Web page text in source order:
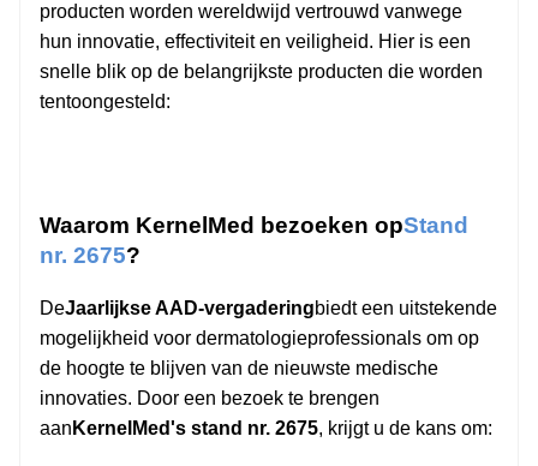
producten worden wereldwijd vertrouwd vanwege
hun innovatie, effectiviteit en veiligheid. Hier is een
snelle blik op de belangrijkste producten die worden
tentoongesteld:
Waarom KernelMed bezoeken opStand
nr. 2675?
DeJaarlijkse AAD-vergaderingbiedt een uitstekende
mogelijkheid voor dermatologieprofessionals om op
de hoogte te blijven van de nieuwste medische
innovaties. Door een bezoek te brengen
aan KernelMed's stand nr. 2675, krijgt u de kans om: